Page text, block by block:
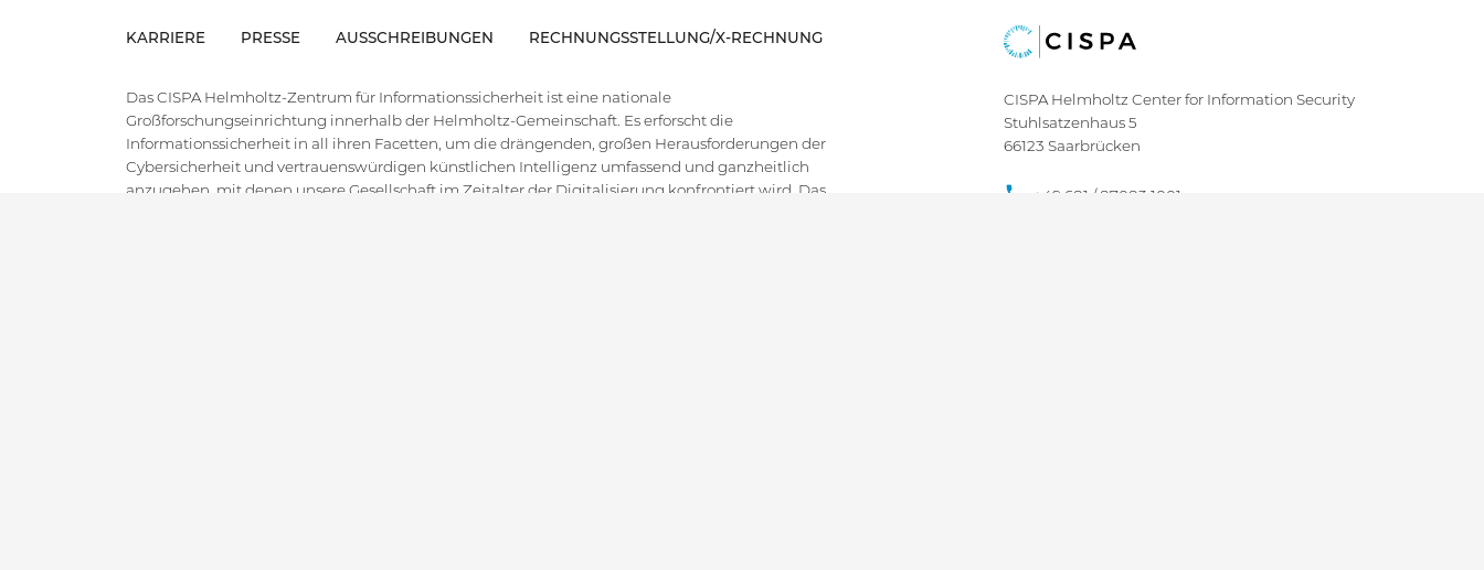
KARRIERE PRESSE AUSSCHREIBUNGEN RECHNUNGSSTELLUNG/X-RECHNUNG
Das CISPA Helmholtz-Zentrum für Informationssicherheit ist eine nationale
Großforschungseinrichtung innerhalb der Helmholtz-Gemeinschaft. Es erforscht die
Informationssicherheit in all ihren Facetten, um die drängenden, großen Herausforderungen der
Cybersicherheit und vertrauenswürdigen künstlichen Intelligenz umfassend und ganzheitlich
anzugehen, mit denen unsere Gesellschaft im Zeitalter der Digitalisierung konfrontiert wird. Das
CISPA Helmholtz Center for Information Security
Stuhlsatzenhaus 5
66123 Saarbrücken
+49 681 / 87083 1001